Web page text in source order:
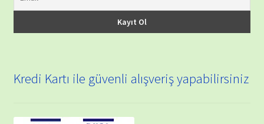
Kredi Kartı ile güvenli alışveriş yapabilirsiniz